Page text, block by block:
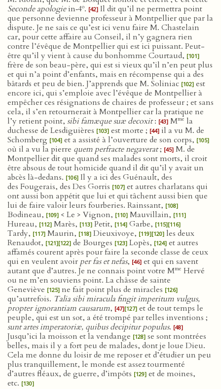
Seconde apologiein‑4o. [42] Il dit qu’il ne permettra point
que personne devienne professeur à Montpellier que par la
dispute. Je ne sais ce qu’est ici venu faire M. Chastelain
car, pour cette affaire au Conseil, il n’y gagnera rien
contre l’évêque de Montpellier qui est ici puissant. Peut-
être qu’il y vient à cause du bonhomme Courtaud, [101]
frère de son beau-père, qui est si vieux qu’il n’en peut plus
et qui n’a point d’enfants, mais en récompense qui a des
bâtards et peu de bien. J’apprends que M. Soliniac [102] est
encore ici, qui s’emploie avec l’évêque de Montpellier à
empêcher ces résignations de chaires de professeur ; et sans
cela, il s’en retournerait à Montpellier car la pratique ne
l’y retient point, sibi famæque suæ decoxit: [43] Mme la
duchesse de Lesdiguières [103] est morte ; [44] il a vu M. de
Schomberg [104] et a assisté à l’ouverture de son corps, [105]
où il a vu la pierre quem perfracte negaverat; [45] M. de
Montpellier dit que quand ses malades sont morts, il croit
être absous de tout homicide quand il dit qu’il y avait un
abcès là-dedans. [106] Il y a ici des Guénault, des
des Fougerais, des Des Gorris [107] et autres charlatans qui
ont aussi bon appétit que lui et qui tâchent aussi bien que
lui de faire valoir leurs fourberies. Rainssant, [108]
Bodineau, [109] < Le > Vignon, [110] Mauvillain, [111]
Hureau, [112] Marès, [113] Petit, [114] Garbe, [115][116]
Tardy, [117] Maurin, [118] Dieuxivoye, [119][120] les deux
Renaudot, [121][122] de Bourges [123] Lopès, [124] et autres
affamés courent après pour faire la seconde classe de ceux
qui en veulent avoir per fas et nefas, [46] et qui en savent
autant que d’autres. Je ne connais point votre Mme Hervé
ou ne m’en souviens point. La châsse de sainte
Geneviève [125] ne fait point plus de miracles [126]
qu’autrefois. Talia sibi miracula fingit imperitum vulgus,
propter ignorantiam causarum, [47][127] et de tout temps le
peuple, qui est un sot, a été trompé par telles inventions ;
sunt artes imperatoriæ, quibus decipitur populus. [48]
Jusqu’ici la moisson et la vendange [128] se sont montrées
belles, mais il y a fort peu de malades, dont je loue Dieu.
Cela me donne du loisir de me reposer et d’étudier un peu
plus tranquillement, le monde est assez tourmenté
d’autres fléaux, de guerre, d’impôts [129] et de moines,
etc. [130]